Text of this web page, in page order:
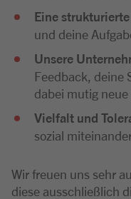
Eine
und deine
Unsere
Feedback, deine
dabei mutig neue
Vielfalt und
sozial
Wir freuen uns sehr
diese ausschließlich